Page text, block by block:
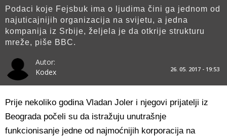
Podaci koje Fejsbuk ima o ljudima čini ga jednom od
najuticajnijih organizacija na svijetu, a jedna
kompanija iz Srbije, željela je da otkrije strukturu
mreže, piše BBC.
Autor:
Kodex
26. 05. 2017 - 19:53
Prije nekoliko godina Vladan Joler i njegovi prijatelji iz
Beograda počeli su da istražuju unutrašnje
funkcionisanje jedne od najmoćnijih korporacija na